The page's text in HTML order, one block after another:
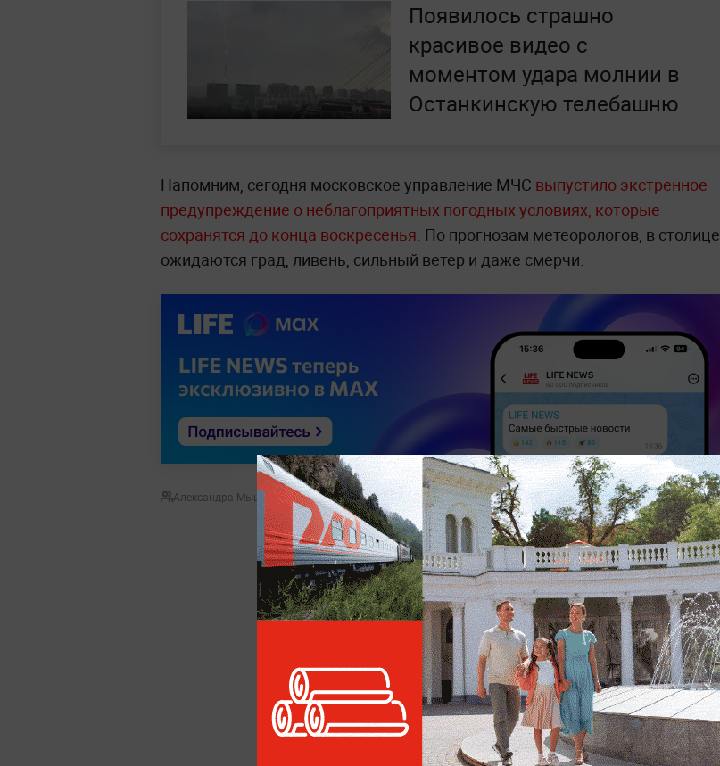
Появилось страшно
красивое видео с
моментом удара молнии в
Останкинскую телебашню
Напомним, сегодня московское управление МЧС выпустило экстренное
предупреждение о неблагоприятных погодных условиях, которые
сохранятся до конца воскресенья. По прогнозам метеорологов, в столице
ожидаются град, ливень, сильный ветер и даже смерчи.
Александра Мышляева